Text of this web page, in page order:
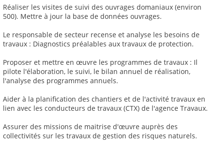
Réaliser les visites de suivi des ouvrages domaniaux (environ
500). Mettre à jour la base de données ouvrages.
Le responsable de secteur recense et analyse les besoins de
travaux : Diagnostics préalables aux travaux de protection.
Proposer et mettre en œuvre les programmes de travaux : Il
pilote l'élaboration, le suivi, le bilan annuel de réalisation,
l'analyse des programmes annuels.
Aider à la planification des chantiers et de l'activité travaux en
lien avec les conducteurs de travaux (CTX) de l'agence Travaux.
Assurer des missions de maitrise d'œuvre auprès des
collectivités sur les travaux de gestion des risques naturels.